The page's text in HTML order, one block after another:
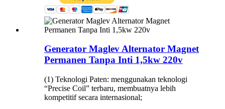
Generator Maglev Alternator Magnet
Permanen Tanpa Inti 1,5kw 220v
(1) Teknologi Paten: menggunakan teknologi
“Precise Coil” terbaru, membuatnya lebih
kompetitif secara internasional;